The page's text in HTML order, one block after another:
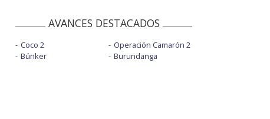
AVANCES DESTACADOS
Coco 2
Búnker
Operación Camarón 2
Burundanga